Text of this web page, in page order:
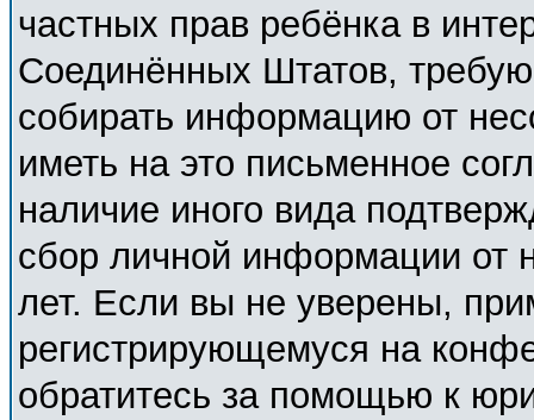
частных прав ребёнка в
Соединённых Штатов,
собирать информацию от
иметь на это письменное
наличие иного вида
сбор личной информации от
лет. Если вы не уверены,
регистрирующемуся на
обратитесь за помощью к